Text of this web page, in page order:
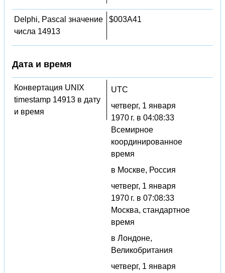
Delphi, Pascal значение
числа 14913
$003A41
Дата и время
Конвертация UNIX
timestamp 14913 в дату
и время
UTC
четверг, 1 января
1970 г. в 04:08:33
Всемирное
координированное
время
в Москве, Россия
четверг, 1 января
1970 г. в 07:08:33
Москва, стандартное
время
в Лондоне,
Великобритания
четверг, 1 января